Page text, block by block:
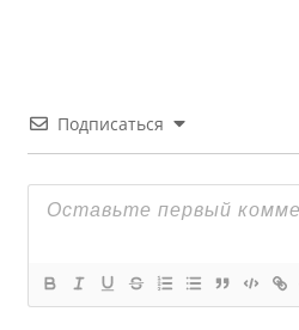
Подписаться